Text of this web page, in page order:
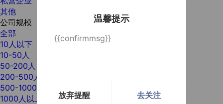
温馨提示
{{confirmmsg}}
放弃提醒 去关注
其他
公司规模
全部
10人以下
10-50人
50-200人
200-500人
500-1000人
1000人以上